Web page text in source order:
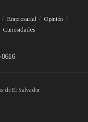
Empresarial
Opinión
Curiosidades
de El Salvador